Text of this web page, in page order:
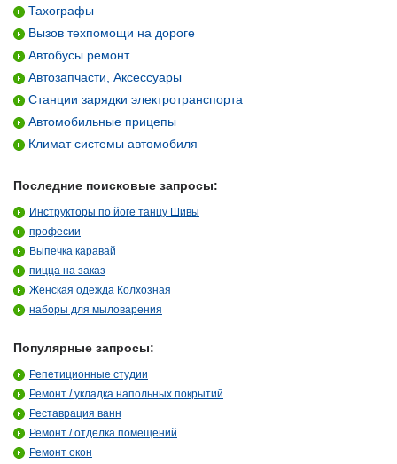
Тахографы
Вызов техпомощи на дороге
Автобусы ремонт
Автозапчасти, Аксессуары
Станции зарядки электротранспорта
Автомобильные прицепы
Климат системы автомобиля
Последние поисковые запросы:
Инструкторы по йоге танцу Шивы
професии
Выпечка каравай
пицца на заказ
Женская одежда Колхозная
наборы для мыловарения
Популярные запросы:
Репетиционные студии
Ремонт / укладка напольных покрытий
Реставрация ванн
Ремонт / отделка помещений
Ремонт окон